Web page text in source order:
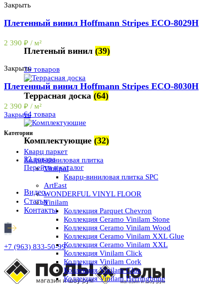
Плетеный винил (39)
39 товаров
Террасная доска (64)
64 товара
Комплектующие (32)
32 товара
Перейти в каталог
Видео
Статьи
Контакты
+7 (963) 833-50-99
Закрыть
Плетенный винил Hoffmann Stripes ECO-8029H
2 390 ₽ / м²
Закрыть
Плетенный винил Hoffmann Stripes ECO-8030H
2 390 ₽ / м²
Закрыть
Категории
Кварц паркет
Кварц-виниловая плитка
Vinilpol
Кварц-виниловая плитка SPC
ArtEast
WONDERFUL VINYL FLOOR
Vinilam
Коллекция Parquet Chevron
Коллекция Ceramo Vinilam Stone
Коллекция Ceramo Vinilam Wood
Коллекция Ceramo Vinilam XXL Glue
Коллекция Ceramo Vinilam XXL
Коллекция Vinilam Click
Коллекция Vinilam Cork
Коллекция Vinilam Glue
Коллекция Vinilam Herringbone